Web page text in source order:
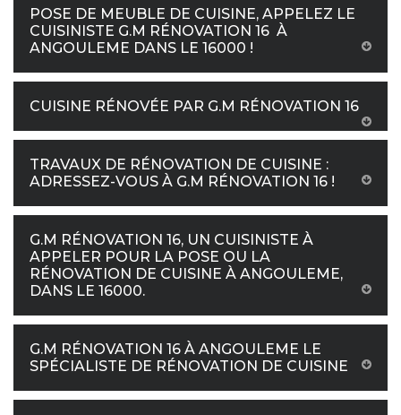
POSE DE MEUBLE DE CUISINE, APPELEZ LE
CUISINISTE G.M RÉNOVATION 16 À
ANGOULEME DANS LE 16000 !
CUISINE RÉNOVÉE PAR G.M RÉNOVATION 16
TRAVAUX DE RÉNOVATION DE CUISINE :
ADRESSEZ-VOUS À G.M RÉNOVATION 16 !
G.M RÉNOVATION 16, UN CUISINISTE À
APPELER POUR LA POSE OU LA
RÉNOVATION DE CUISINE À ANGOULEME,
DANS LE 16000.
G.M RÉNOVATION 16 À ANGOULEME LE
SPÉCIALISTE DE RÉNOVATION DE CUISINE